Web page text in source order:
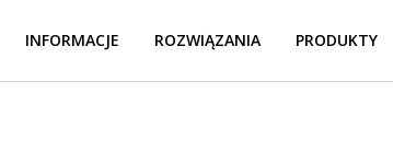
INFORMACJE ROZWIĄZANIA PRODUKTY